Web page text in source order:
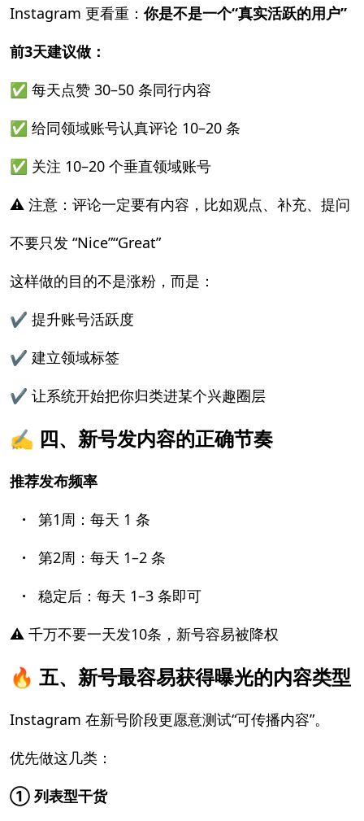
Instagram 更看重：你是不是一个“真实活跃的用户”
前3天建议做：
✅ 每天点赞 30–50 条同行内容
✅ 给同领域账号认真评论 10–20 条
✅ 关注 10–20 个垂直领域账号
⚠️ 注意：评论一定要有内容，比如观点、补充、提问
不要只发 “Nice”“Great”
这样做的目的不是涨粉，而是：
✔ 提升账号活跃度
✔ 建立领域标签
✔ 让系统开始把你归类进某个兴趣圈层
✍️ 四、新号发内容的正确节奏
推荐发布频率
· 第1周：每天 1 条
·
第2周：每天 1–2 条
·
稳定后：每天 1–3 条即可
⚠️ 千万不要一天发10条，新号容易被降权
🔥 五、新号最容易获得曝光的内容类型
Instagram 在新号阶段更愿意测试“可传播内容”。
优先做这几类：
① 列表型干货